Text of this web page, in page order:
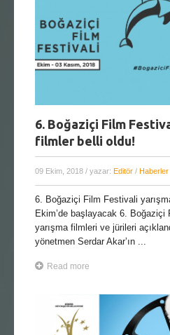
6. Boğaziçi Film
filmler belli oldu!
09 Ekim, 2018 / yazar: Editör / Haberler
6. Boğaziçi Film Festivali
Ekim’de başlayacak 6. Boğaziçi
yarışma filmleri ve jürileri
yönetmen Serdar Akar’ın ...
Read more